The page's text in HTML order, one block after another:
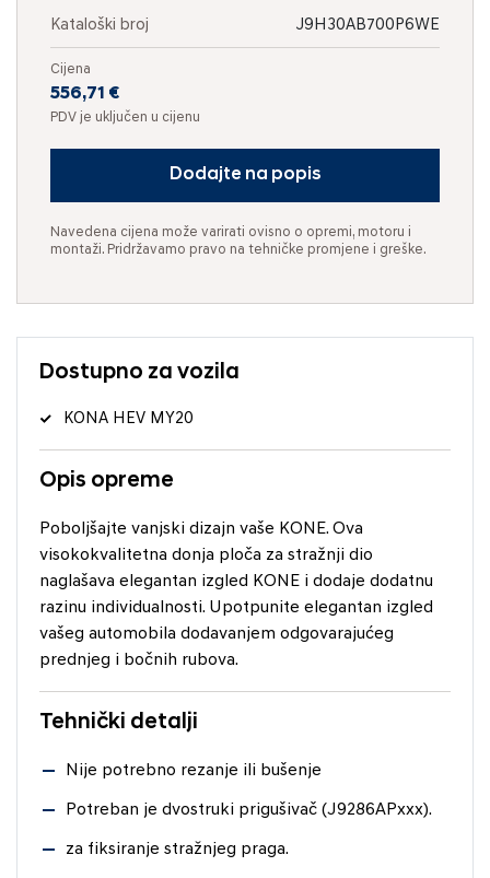
Kataloški broj J9H30AB700P6WE
Cijena
556,71 €
PDV je uključen u cijenu
Dodajte na popis
Navedena cijena može varirati ovisno o opremi, motoru i
montaži. Pridržavamo pravo na tehničke promjene i greške.
Dostupno za vozila
KONA HEV MY20
Opis opreme
Poboljšajte vanjski dizajn vaše KONE. Ova
visokokvalitetna donja ploča za stražnji dio
naglašava elegantan izgled KONE i dodaje dodatnu
razinu individualnosti. Upotpunite elegantan izgled
vašeg automobila dodavanjem odgovarajućeg
prednjeg i bočnih rubova.
Tehnički detalji
Nije potrebno rezanje ili bušenje
Potreban je dvostruki prigušivač (J9286APxxx).
za fiksiranje stražnjeg praga.